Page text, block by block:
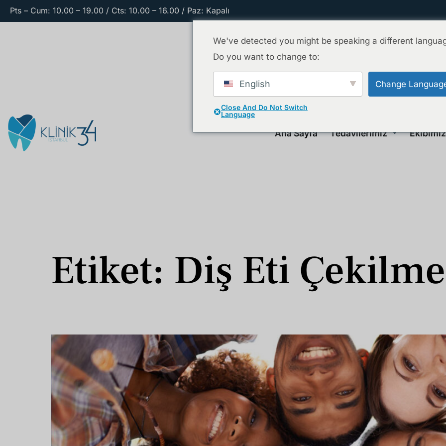
Pts – Cum: 10.00 – 19.00 / Cts: 10.00 – 16.00 / Paz: Kapalı
Ana Sayfa Tedavilerimiz Ekibimiz
Etiket: Diş Eti
We've detected you might be speaking a different
Do you want to change to:
English Change
Close And Do Not Switch
Language